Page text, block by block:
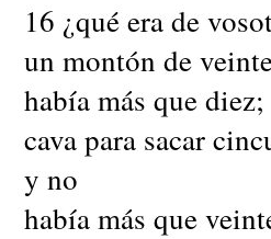
16 ¿qué era de
un montón de
había más que
cava para sacar
y no
había más que